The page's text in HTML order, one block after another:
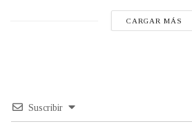
CARGAR MÁS
Suscribir